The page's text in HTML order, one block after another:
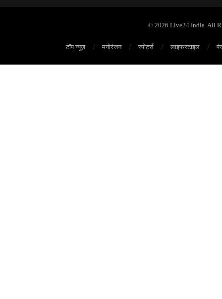
© 2026 Live24 India. All
टॉप न्यूज़ मनोरंजन स्पोर्ट्स लाइफस्टाइल